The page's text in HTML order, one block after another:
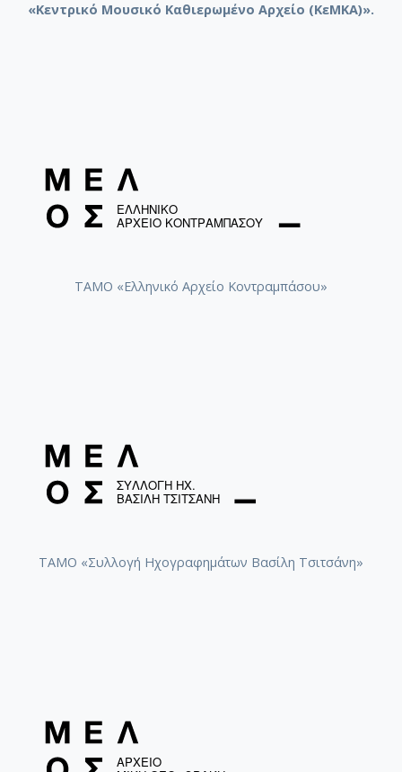
«Κεντρικό Μουσικό Καθιερωμένο Αρχείο (ΚεΜΚΑ)».
ΤΑΜΟ «Ελληνικό Αρχείο Κοντραμπάσου»
ΤΑΜΟ «Συλλογή Ηχογραφημάτων Βασίλη Τσιτσάνη»